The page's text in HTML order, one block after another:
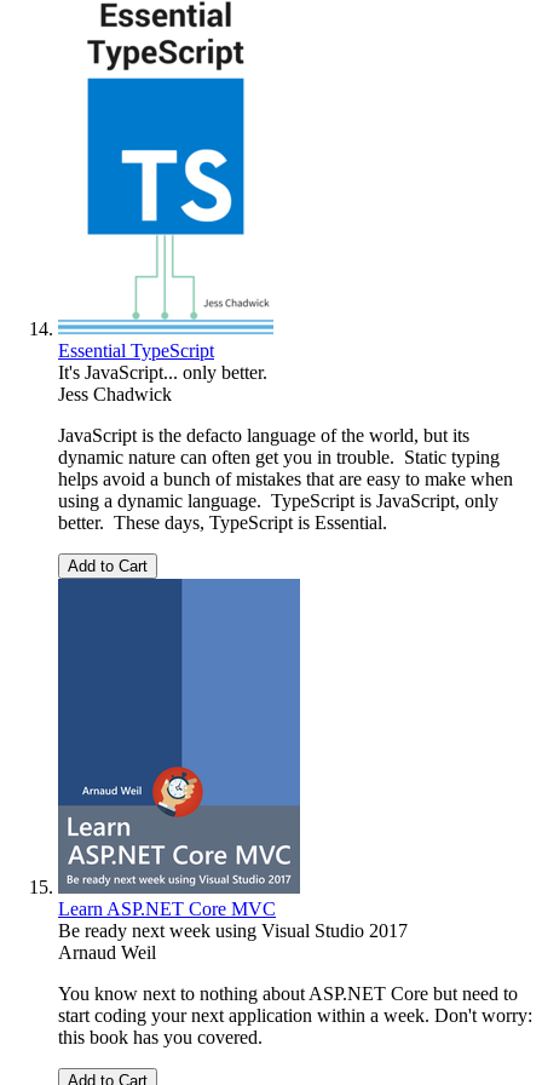
Essential TypeScript
It's JavaScript... only better.
Jess Chadwick
JavaScript is the defacto language of the world, but its
dynamic nature can often get you in trouble. Static typing
helps avoid a bunch of mistakes that are easy to make when
using a dynamic language. TypeScript is JavaScript, only
better. These days, TypeScript is Essential.
Add to Cart
Learn ASP.NET Core MVC
Be ready next week using Visual Studio 2017
Arnaud Weil
You know next to nothing about ASP.NET Core but need to
start coding your next application within a week. Don't worry:
this book has you covered.
Add to Cart